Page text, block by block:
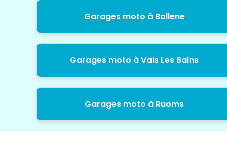
Garages moto à Bollene
Garages moto à Vals Les Bains
Garages moto à Ruoms